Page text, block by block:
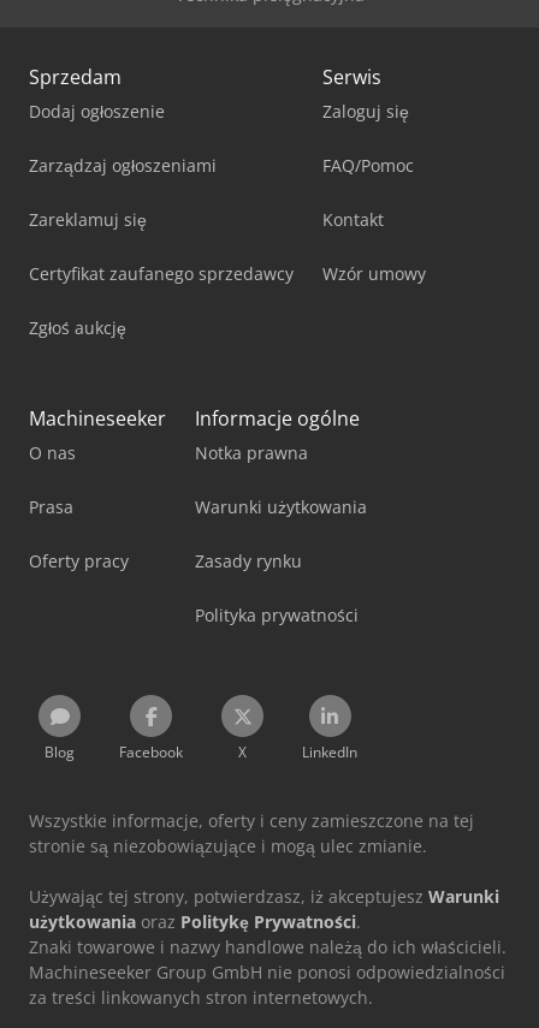
Sprzedam
Dodaj ogłoszenie
Zarządzaj ogłoszeniami
Zareklamuj się
Certyfikat zaufanego sprzedawcy
Zgłoś aukcję
Serwis
Zaloguj się
FAQ/Pomoc
Kontakt
Wzór umowy
Machineseeker
O nas
Prasa
Oferty pracy
Informacje ogólne
Notka prawna
Warunki użytkowania
Zasady rynku
Polityka prywatności
Blog Facebook X LinkedIn
Wszystkie informacje, oferty i ceny zamieszczone na tej
stronie są niezobowiązujące i mogą ulec zmianie.
Używając tej strony, potwierdzasz, iż akceptujesz Warunki
użytkowania oraz Politykę Prywatności.
Znaki towarowe i nazwy handlowe należą do ich właścicieli.
Machineseeker Group GmbH nie ponosi odpowiedzialności
za treści linkowanych stron internetowych.